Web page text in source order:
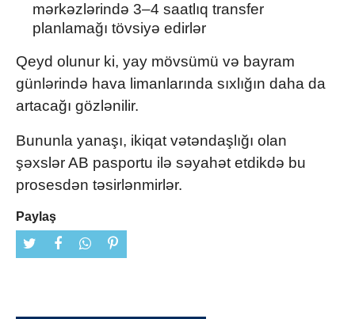
mərkəzlərində 3–4 saatlıq transfer
planlamağı tövsiyə edirlər
Qeyd olunur ki, yay mövsümü və bayram
günlərində hava limanlarında sıxlığın daha da
artacağı gözlənilir.
Bununla yanaşı, ikiqat vətəndaşlığı olan
şəxslər AB pasportu ilə səyahət etdikdə bu
prosesdən təsirlənmirlər.
Paylaş